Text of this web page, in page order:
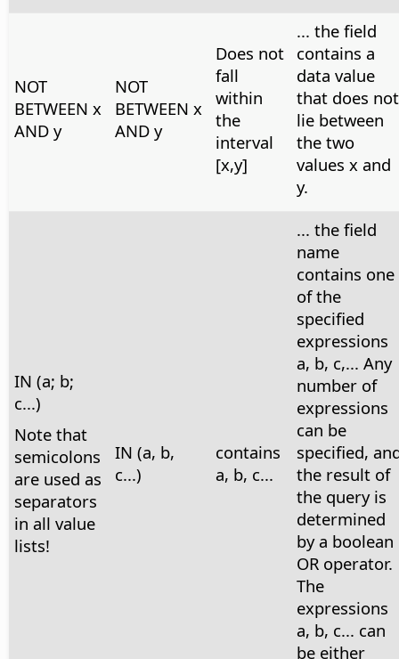
NOT
BETWEEN x
AND y
NOT
BETWEEN x
AND y
Does not
fall
within
the
interval
[x,y]
... the field
contains a
data value
that does not
lie between
the two
values x and
y.
IN (a; b;
c...)
Note that
semicolons
are used as
separators
in all value
lists!
IN (a, b,
c...)
contains
a, b, c...
... the field
name
contains one
of the
specified
expressions
a, b, c,... Any
number of
expressions
can be
specified,
the result of
the query is
determined
by a boolean
OR operator.
The
expressions
a, b, c... can
be either